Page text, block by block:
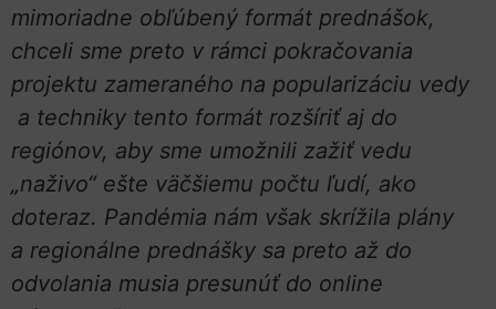
mimoriadne obľúbený formát prednášok,
chceli sme preto v rámci pokračovania
projektu zameraného na popularizáciu vedy
a techniky tento formát rozšíriť aj do
regiónov, aby sme umožnili zažiť vedu
„naživo“ ešte väčšiemu počtu ľudí, ako
doteraz. Pandémia nám však skrížila plány
a regionálne prednášky sa preto až do
odvolania musia presunúť do online